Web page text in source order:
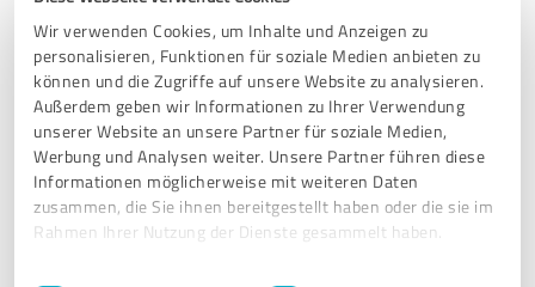
Wir verwenden Cookies, um Inhalte und Anzeigen zu
personalisieren, Funktionen für soziale Medien anbieten zu
können und die Zugriffe auf unsere Website zu analysieren.
Außerdem geben wir Informationen zu Ihrer Verwendung
unserer Website an unsere Partner für soziale Medien,
Werbung und Analysen weiter. Unsere Partner führen diese
Informationen möglicherweise mit weiteren Daten
zusammen, die Sie ihnen bereitgestellt haben oder die sie im
Rahmen Ihrer Nutzung der Dienste gesammelt haben.
Impressum Datenschutzbestimmungen
Einwilligungsauswahl
Handwerksbetrieb!
Besser geht es eigentlich nicht!
Erfahrungsbericht & Bewertung zu:
Erfahrung mit der einheit3 GmbH Experte
für Taubenabwehr
05.05.2026 Christine & Wolfgang U.